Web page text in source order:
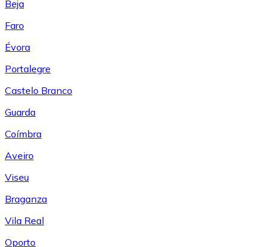
Beja
Faro
Évora
Portalegre
Castelo Branco
Guarda
Coímbra
Aveiro
Viseu
Braganza
Vila Real
Oporto